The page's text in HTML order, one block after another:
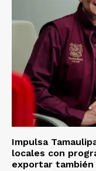
Impulsa
locales con
exportar también